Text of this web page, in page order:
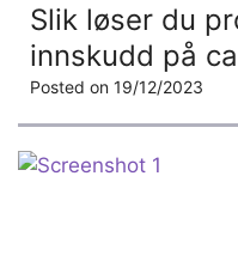
Slik løser du
innskudd på
Posted on 19/12/2023